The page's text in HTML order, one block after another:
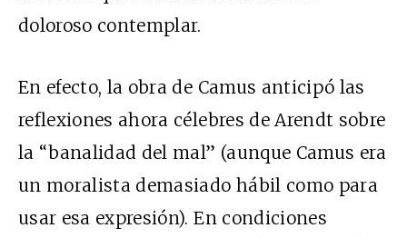
doloroso contemplar.
En efecto, la obra de Camus anticipó las
reflexiones ahora célebres de Arendt sobre
la “banalidad del mal” (aunque Camus era
un moralista demasiado hábil como para
usar esa expresión). En condiciones